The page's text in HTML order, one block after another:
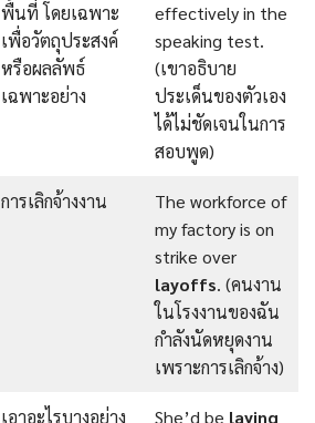
พื้นที่ โดยเฉพาะ
เพื่อวัตถุประสงค์
หรือผลลัพธ์
เฉพาะอย่าง
effectively in the
speaking test.
(เขาอธิบาย
ประเด็นของตัวเอง
ได้ไม่ชัดเจนในการ
สอบพูด)
การเลิกจ้างงาน
The workforce of
my factory is on
strike over
layoffs. (คนงาน
ในโรงงานของฉัน
กำลังนัดหยุดงาน
เพราะการเลิกจ้าง)
เอาอะไรบางอย่าง
She’d be laying